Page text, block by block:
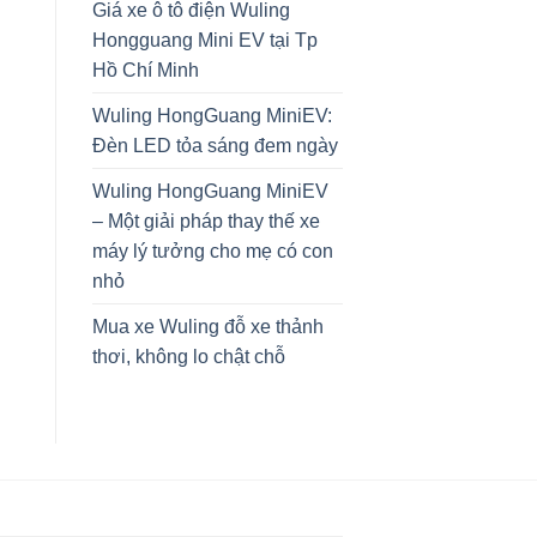
Giá xe ô tô điện Wuling
Hongguang Mini EV tại Tp
Hồ Chí Minh
Wuling HongGuang MiniEV:
Đèn LED tỏa sáng đem ngày
Wuling HongGuang MiniEV
– Một giải pháp thay thế xe
máy lý tưởng cho mẹ có con
nhỏ
Mua xe Wuling đỗ xe thảnh
thơi, không lo chật chỗ